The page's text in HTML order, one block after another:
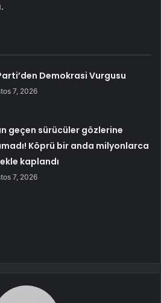
Demokrasi Vurgusu
7, 2026
geçen sürücüler gözlerine
Köprü bir anda milyonlarca
kaplandı
7, 2026